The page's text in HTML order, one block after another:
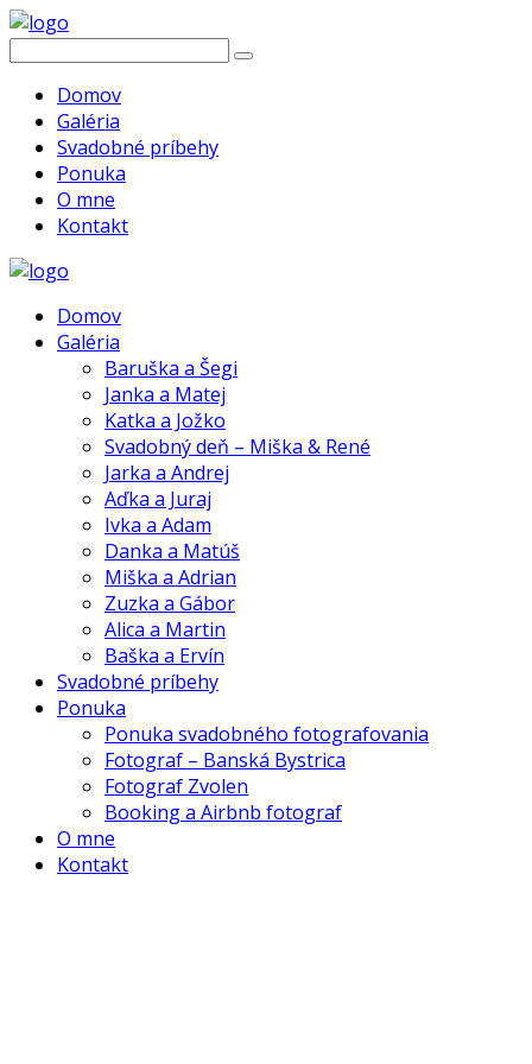
Domov
Galéria
Svadobné príbehy
Ponuka
O mne
Kontakt
Domov
Galéria
Baruška a Šegi
Janka a Matej
Katka a Jožko
Svadobný deň – Miška & René
Jarka a Andrej
Aďka a Juraj
Ivka a Adam
Danka a Matúš
Miška a Adrian
Zuzka a Gábor
Alica a Martin
Baška a Ervín
Svadobné príbehy
Ponuka
Ponuka svadobného fotografovania
Fotograf – Banská Bystrica
Fotograf Zvolen
Booking a Airbnb fotograf
O mne
Kontakt